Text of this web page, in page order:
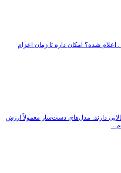
چه اساسی اعلام شده؟ امکان داره تا زمان اعزام
دارند. مدل‌های دست‌ساز معمولاً ارزش